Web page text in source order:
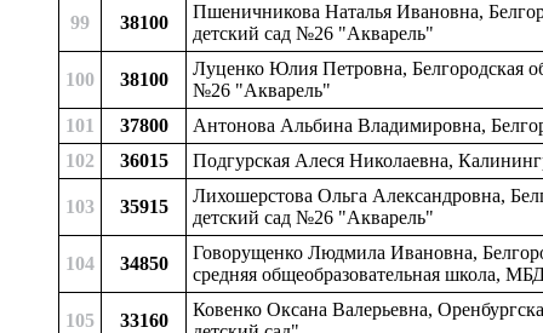
99 38100
Пшеничникова Наталья Ивановна,
детский сад №26 "Акварель"
100 38100
Луценко Юлия Петровна, Белгородская
№26 "Акварель"
101
37800
Антонова Альбина Владимировна,
102
36015 Подгурская Алеся Николаевна,
103 35915
Лихошерстова Ольга Александровна,
детский сад №26 "Акварель"
104 34850
Говорущенко Людмила Ивановна,
средняя общеобразовательная школа,
105 33160
Ковенко Оксана Валерьевна,